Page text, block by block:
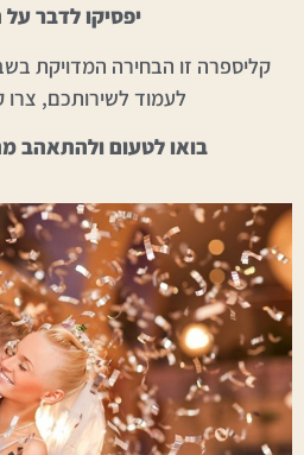
יפסיקו לדבר
קליספרה זו הבחירה המדויקת
לעמוד לשירותכם, צרו
בואו לטעום ולהתאהב